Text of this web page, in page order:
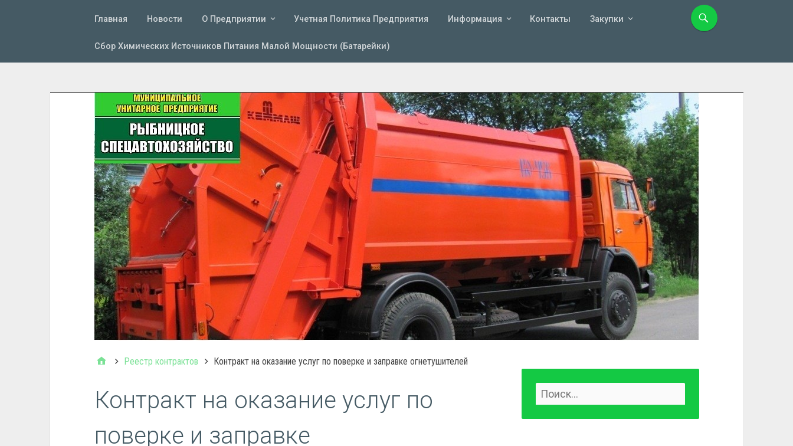
Главная Новости О Предприятии Учетная Политика Предприятия Информация Контакты Закупки
Сбор Химических Источников Питания Малой Мощности (батарейки)
Реестр контрактов Контракт на оказание услуг по поверке и заправке огнетушителей
Контракт на оказание услуг по
поверке и заправке